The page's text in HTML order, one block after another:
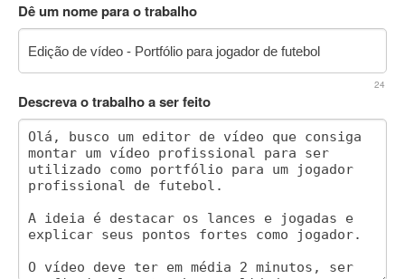
Dê um nome para o trabalho
24
Descreva o trabalho a ser feito